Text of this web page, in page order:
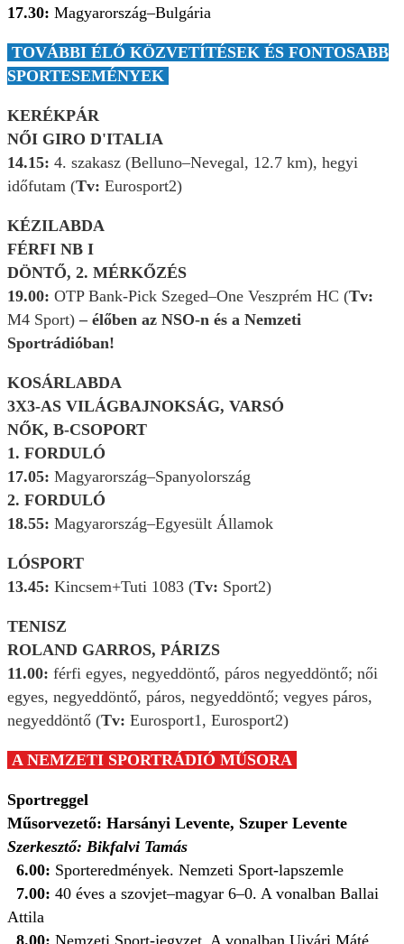
17.30: Magyarország–Bulgária
TOVÁBBI ÉLŐ KÖZVETÍTÉSEK ÉS FONTOSABB
SPORTESEMÉNYEK
KERÉKPÁR
NŐI GIRO D'ITALIA
14.15: 4. szakasz (Belluno–Nevegal, 12.7 km), hegyi
időfutam (Tv: Eurosport2)
KÉZILABDA
FÉRFI NB I
DÖNTŐ, 2. MÉRKŐZÉS
19.00: OTP Bank-Pick Szeged–One Veszprém HC (Tv:
M4 Sport)– élőben az NSO-n és a Nemzeti
Sportrádióban!
KOSÁRLABDA
3X3-AS VILÁGBAJNOKSÁG, VARSÓ
NŐK, B-CSOPORT
1. FORDULÓ
17.05: Magyarország–Spanyolország
2. FORDULÓ
18.55: Magyarország–Egyesült Államok
LÓSPORT
13.45: Kincsem+Tuti 1083 (Tv: Sport2)
TENISZ
ROLAND GARROS, PÁRIZS
11.00: férfi egyes, negyeddöntő, páros negyeddöntő; női
egyes, negyeddöntő, páros, negyeddöntő; vegyes páros,
negyeddöntő (Tv: Eurosport1, Eurosport2)
A NEMZETI SPORTRÁDIÓ MŰSORA
Sportreggel
Műsorvezető: Harsányi Levente, Szuper Levente
Szerkesztő: Bikfalvi Tamás
6.00: Sporteredmények. Nemzeti Sport-lapszemle
7.00: 40 éves a szovjet–magyar 6–0. A vonalban Ballai
Attila